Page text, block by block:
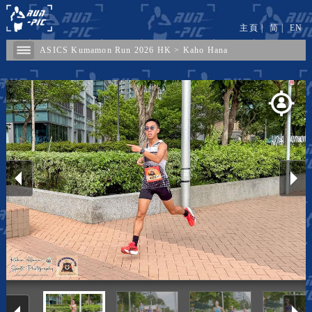
ASICS Kumamon Run 2026 HK > Kaho Hana
主頁 | 简| EN